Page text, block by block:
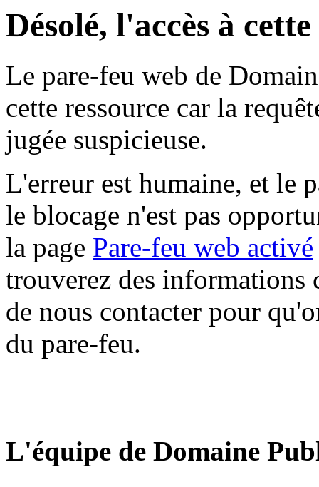
Désolé, l'accès à
Le pare-feu web de
cette ressource car la
jugée suspicieuse.
L'erreur est humaine, et le
le blocage n'est pas
la page Pare-feu web activé
trouverez des informations
de nous contacter pour
du pare-feu.
L'équipe de Domaine